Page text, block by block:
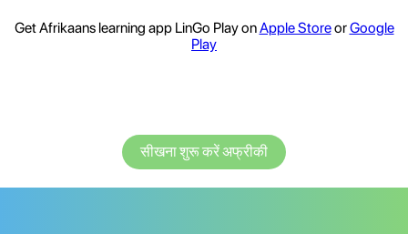
Get Afrikaans learning app LinGo Play onApple StoreorGoogle
Play
सीखना शुरू करें अफ्रीकी